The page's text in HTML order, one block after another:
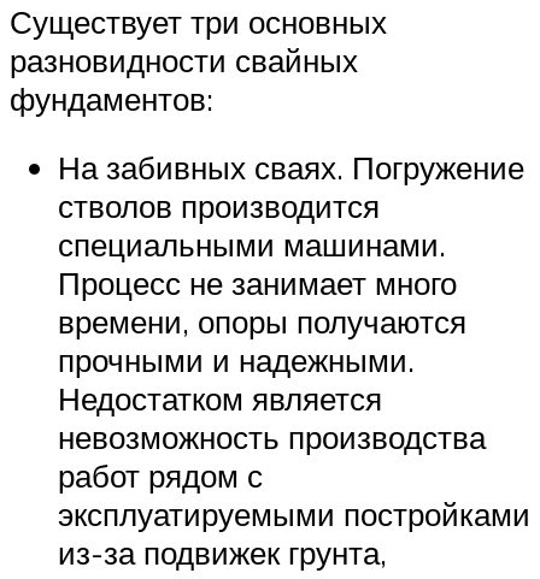
Существует три основных
разновидности свайных
фундаментов:
На забивных сваях. Погружение
стволов производится
специальными машинами.
Процесс не занимает много
времени, опоры получаются
прочными и надежными.
Недостатком является
невозможность производства
работ рядом с
эксплуатируемыми постройками
из-за подвижек грунта,